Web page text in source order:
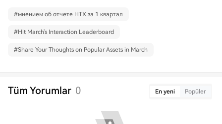
#мнением об отчете HTX за 1 квартал
#Hit March's Interaction Leaderboard
#Share Your Thoughts on Popular Assets in March
Tüm Yorumlar 0 En yeni Popüler